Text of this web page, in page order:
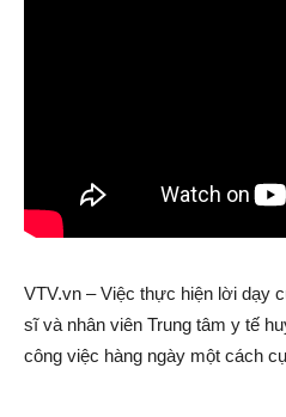
VTV.vn – Việc thực hiện lời dạy
sĩ và nhân viên Trung tâm y tế
công việc hàng ngày một cách